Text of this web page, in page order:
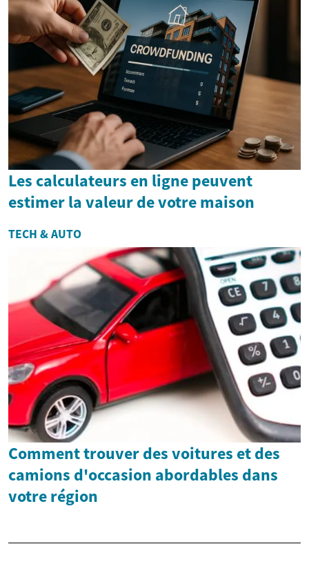
Les calculateurs en ligne peuvent
estimer la valeur de votre maison
TECH & AUTO
Comment trouver des voitures et des
camions d'occasion abordables dans
votre région